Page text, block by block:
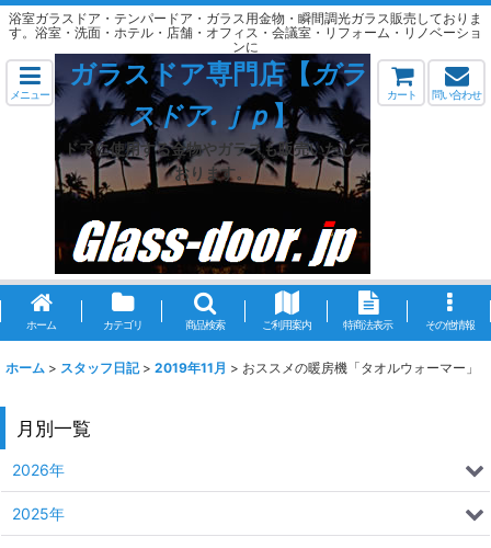
浴室ガラスドア・テンパードア・ガラス用金物・瞬間調光ガラス販売しておりま
す。浴室・洗面・ホテル・店舗・オフィス・会議室・リフォーム・リノベーショ
ンに
メニュー
ガラスドア専門店【ガラ
スドア.ｊｐ】
ドアに使用する金物やガラスも販売いたして
おります。
カート 問い合わせ
ホーム カテゴリ 商品検索 ご利用案内 特商法表示 その他情報
ホーム > スタッフ日記 > 2019年11月 > おススメの暖房機「タオルウォーマー」
月別一覧
2026年
2025年